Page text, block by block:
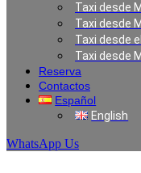
Taxi desde
Taxi desde
Taxi desde
Taxi desde
Reserva
Contactos
Español
English
WhatsApp Us